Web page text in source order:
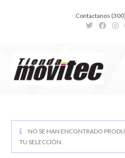
Contactanos
NO SE HAN ENCONTRADO
TU SELECCIÓN.